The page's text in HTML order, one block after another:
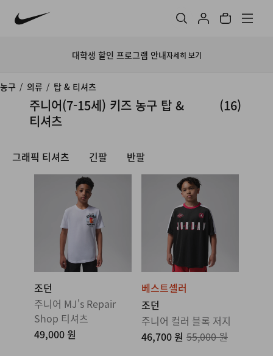
대학생 할인 프로그램 안내자세히 보기
농구 / 의류 / 탑 & 티셔츠
주니어(7-15세) 키즈 농구 탑 &
티셔츠
(16)
그래픽 티셔츠 긴팔 반팔
조던
주니어 MJ's Repair
Shop 티셔츠
49,000 원
베스트셀러
조던
주니어 컬러 블록 저지
46,700 원 55,000 원